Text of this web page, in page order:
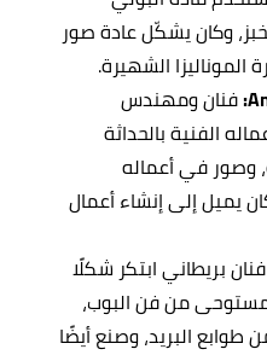
وكان يشكّل عادة صور
الشهيرة.
فنان ومهندس
الفنية بالحداثة
وصور في أعماله
يميل إلى إنشاء أعمال
فنان بريطاني ابتكر شكلًا
من فن البوب،
طوابع البريد، وصنع أيضًا